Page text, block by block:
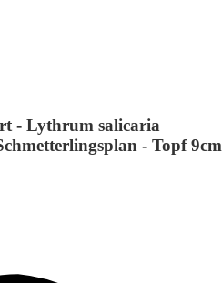
- Lythrum salicaria
- Topf 9cm